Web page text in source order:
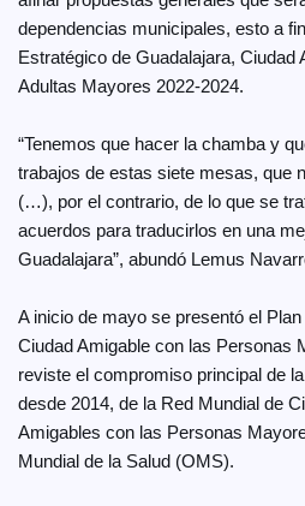
dependencias municipales, esto a
Estratégico de Guadalajara, Ciudad
Adultas Mayores 2022-2024.
“Tenemos que hacer la chamba y
trabajos de estas siete mesas, que
(…), por el contrario, de lo que se
acuerdos para traducirlos en una
Guadalajara”, abundó Lemus
A inicio de mayo se presentó el
Ciudad Amigable con las Personas
reviste el compromiso principal de
desde 2014, de la Red Mundial de
Amigables con las Personas
Mundial de la Salud (OMS).